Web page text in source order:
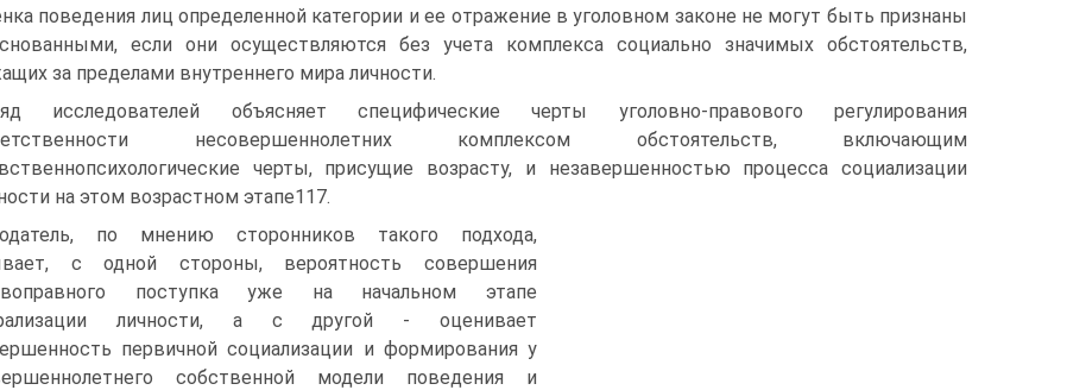
поведения лиц определенной категории и ее отражение в уголовном законе не могут быть признаны
если они осуществляются без учета комплекса социально значимых обстоятельств,
за пределами внутреннего мира личности.
исследователей объясняет специфические черты уголовно-правового регулирования
несовершеннолетних комплексом обстоятельств, включающим
черты, присущие возрасту, и незавершенностью процесса социализации
на этом возрастном этапе117.
по мнению сторонников такого подхода,
с одной стороны, вероятность совершения
поступка уже на начальном этапе
личности, а с другой - оценивает
первичной социализации и формирования у
собственной модели поведения и